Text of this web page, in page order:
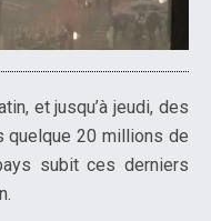
et jusqu’à jeudi, des
quelque 20 millions de
subit ces derniers